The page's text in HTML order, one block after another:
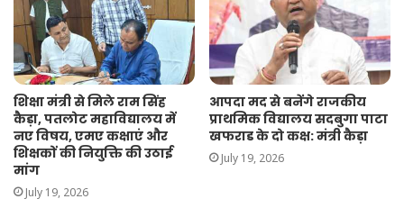
शिक्षा मंत्री से मिले राम सिंह
कैड़ा, पतलोट महाविद्यालय में
नए विषय, एमए कक्षाएं और
शिक्षकों की नियुक्ति की उठाई
मांग
July 19, 2026
आपदा मद से बनेंगे राजकीय
प्राथमिक विद्यालय सदबुगा पाटा
खफराड के दो कक्ष: मंत्री कैड़ा
July 19, 2026